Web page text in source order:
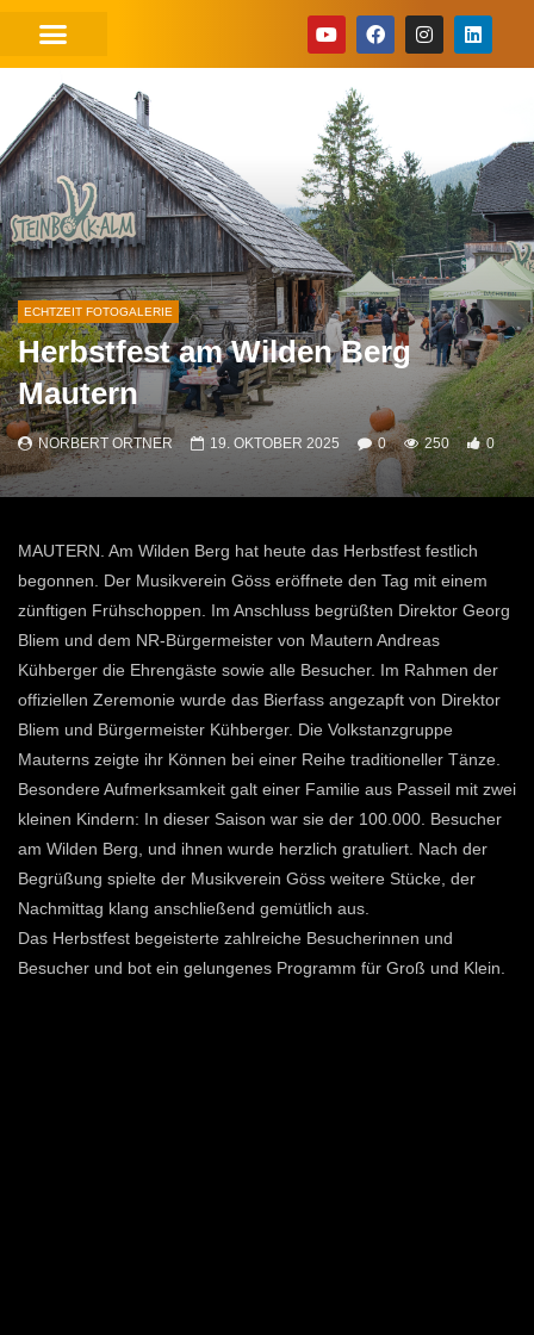
Home Echtzeit Fotogalerie Herbstfest am Wilden Berg Mautern
ECHTZEIT FOTOGALERIE
Herbstfest am Wilden Berg
Mautern
NORBERT ORTNER 19. OKTOBER 2025 0 250 0
MAUTERN. Am Wilden Berg hat heute das Herbstfest festlich
begonnen. Der Musikverein Göss eröffnete den Tag mit einem
zünftigen Frühschoppen. Im Anschluss begrüßten Direktor Georg
Bliem und dem NR-Bürgermeister von Mautern Andreas
Kühberger die Ehrengäste sowie alle Besucher. Im Rahmen der
offiziellen Zeremonie wurde das Bierfass angezapft von Direktor
Bliem und Bürgermeister Kühberger. Die Volkstanzgruppe
Mauterns zeigte ihr Können bei einer Reihe traditioneller Tänze.
Besondere Aufmerksamkeit galt einer Familie aus Passeil mit zwei
kleinen Kindern: In dieser Saison war sie der 100.000. Besucher
am Wilden Berg, und ihnen wurde herzlich gratuliert. Nach der
Begrüßung spielte der Musikverein Göss weitere Stücke, der
Nachmittag klang anschließend gemütlich aus.
Das Herbstfest begeisterte zahlreiche Besucherinnen und
Besucher und bot ein gelungenes Programm für Groß und Klein.